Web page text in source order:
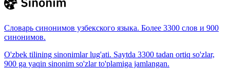
Словарь синонимов узбекского языка. Более 3300 слов и 900
синонимов.
O'zbek tilining sinonimlar lug'ati. Saytda 3300 tadan ortiq so'zlar,
900 ga yaqin sinonim so'zlar to'plamiga jamlangan.